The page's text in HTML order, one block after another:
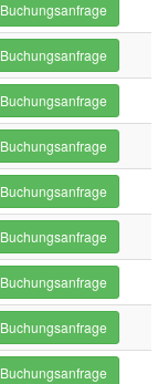
Buchungsanfrage
Buchungsanfrage
Buchungsanfrage
Buchungsanfrage
Buchungsanfrage
Buchungsanfrage
Buchungsanfrage
Buchungsanfrage
Buchungsanfrage